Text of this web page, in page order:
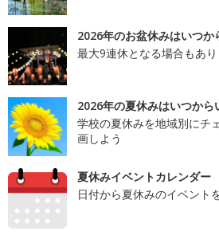
2026年のお盆休みはいつか
最大9連休となる場合もあり
2026年の夏休みはいつから
学校の夏休みを地域別にチ
画しよう
夏休みイベントカレンダー
日付から夏休みのイベント